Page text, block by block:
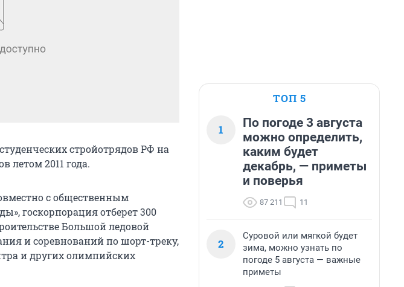
стройотрядов РФ на
летом 2011 года.
с общественным
госкорпорация отберет 300
Большой ледовой
и соревнований по шорт-треку,
и других олимпийских
ТОП 5
1
По погоде 3 августа
можно определить,
каким будет
декабрь, — приметы
и поверья
87 211 11
2
Суровой или мягкой будет
зима, можно узнать по
погоде 5 августа — важные
приметы